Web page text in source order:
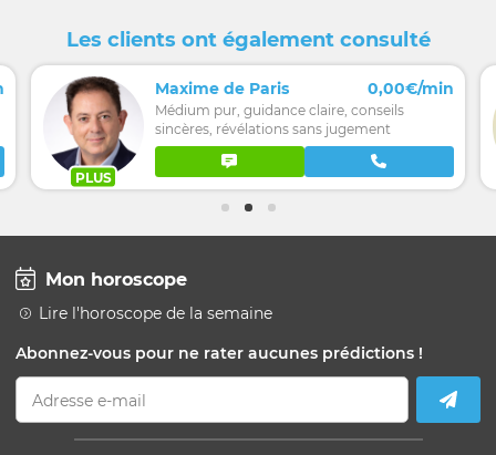
Les clients ont également consulté
PLUS
Maxime de Paris 0,00€/min
Médium pur, guidance claire, conseils
sincères, révélations sans jugement
Mon horoscope
Lire l'horoscope de la semaine
Abonnez-vous pour ne rater aucunes prédictions !
Adresse e-mail